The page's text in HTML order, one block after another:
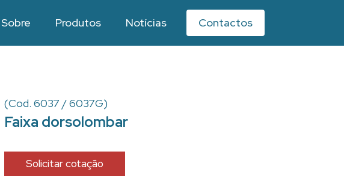
Sobre Produtos Notícias Contactos
(Cod. 6037 / 6037G)
Faixa dorsolombar
Solicitar cotação